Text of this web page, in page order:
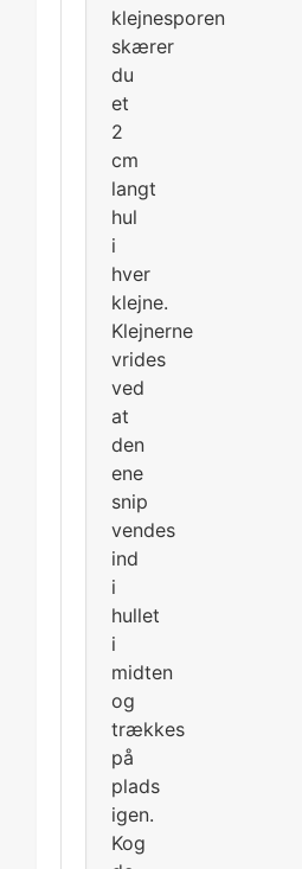
klejnesporen
skærer
du
et
2
cm
langt
hul
i
hver
klejne.
Klejnerne
vrides
ved
at
den
ene
snip
vendes
ind
i
hullet
i
midten
og
trækkes
på
plads
igen.
Kog